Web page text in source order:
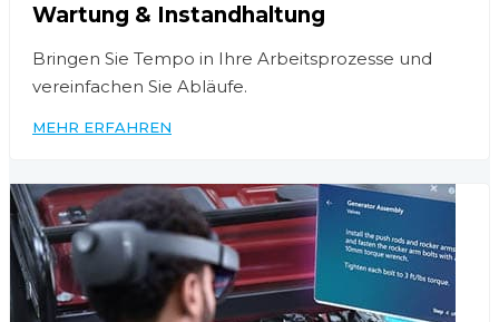
Wartung & Instandhaltung
Bringen Sie Tempo in Ihre Arbeitsprozesse und
vereinfachen Sie Abläufe.
MEHR ERFAHREN